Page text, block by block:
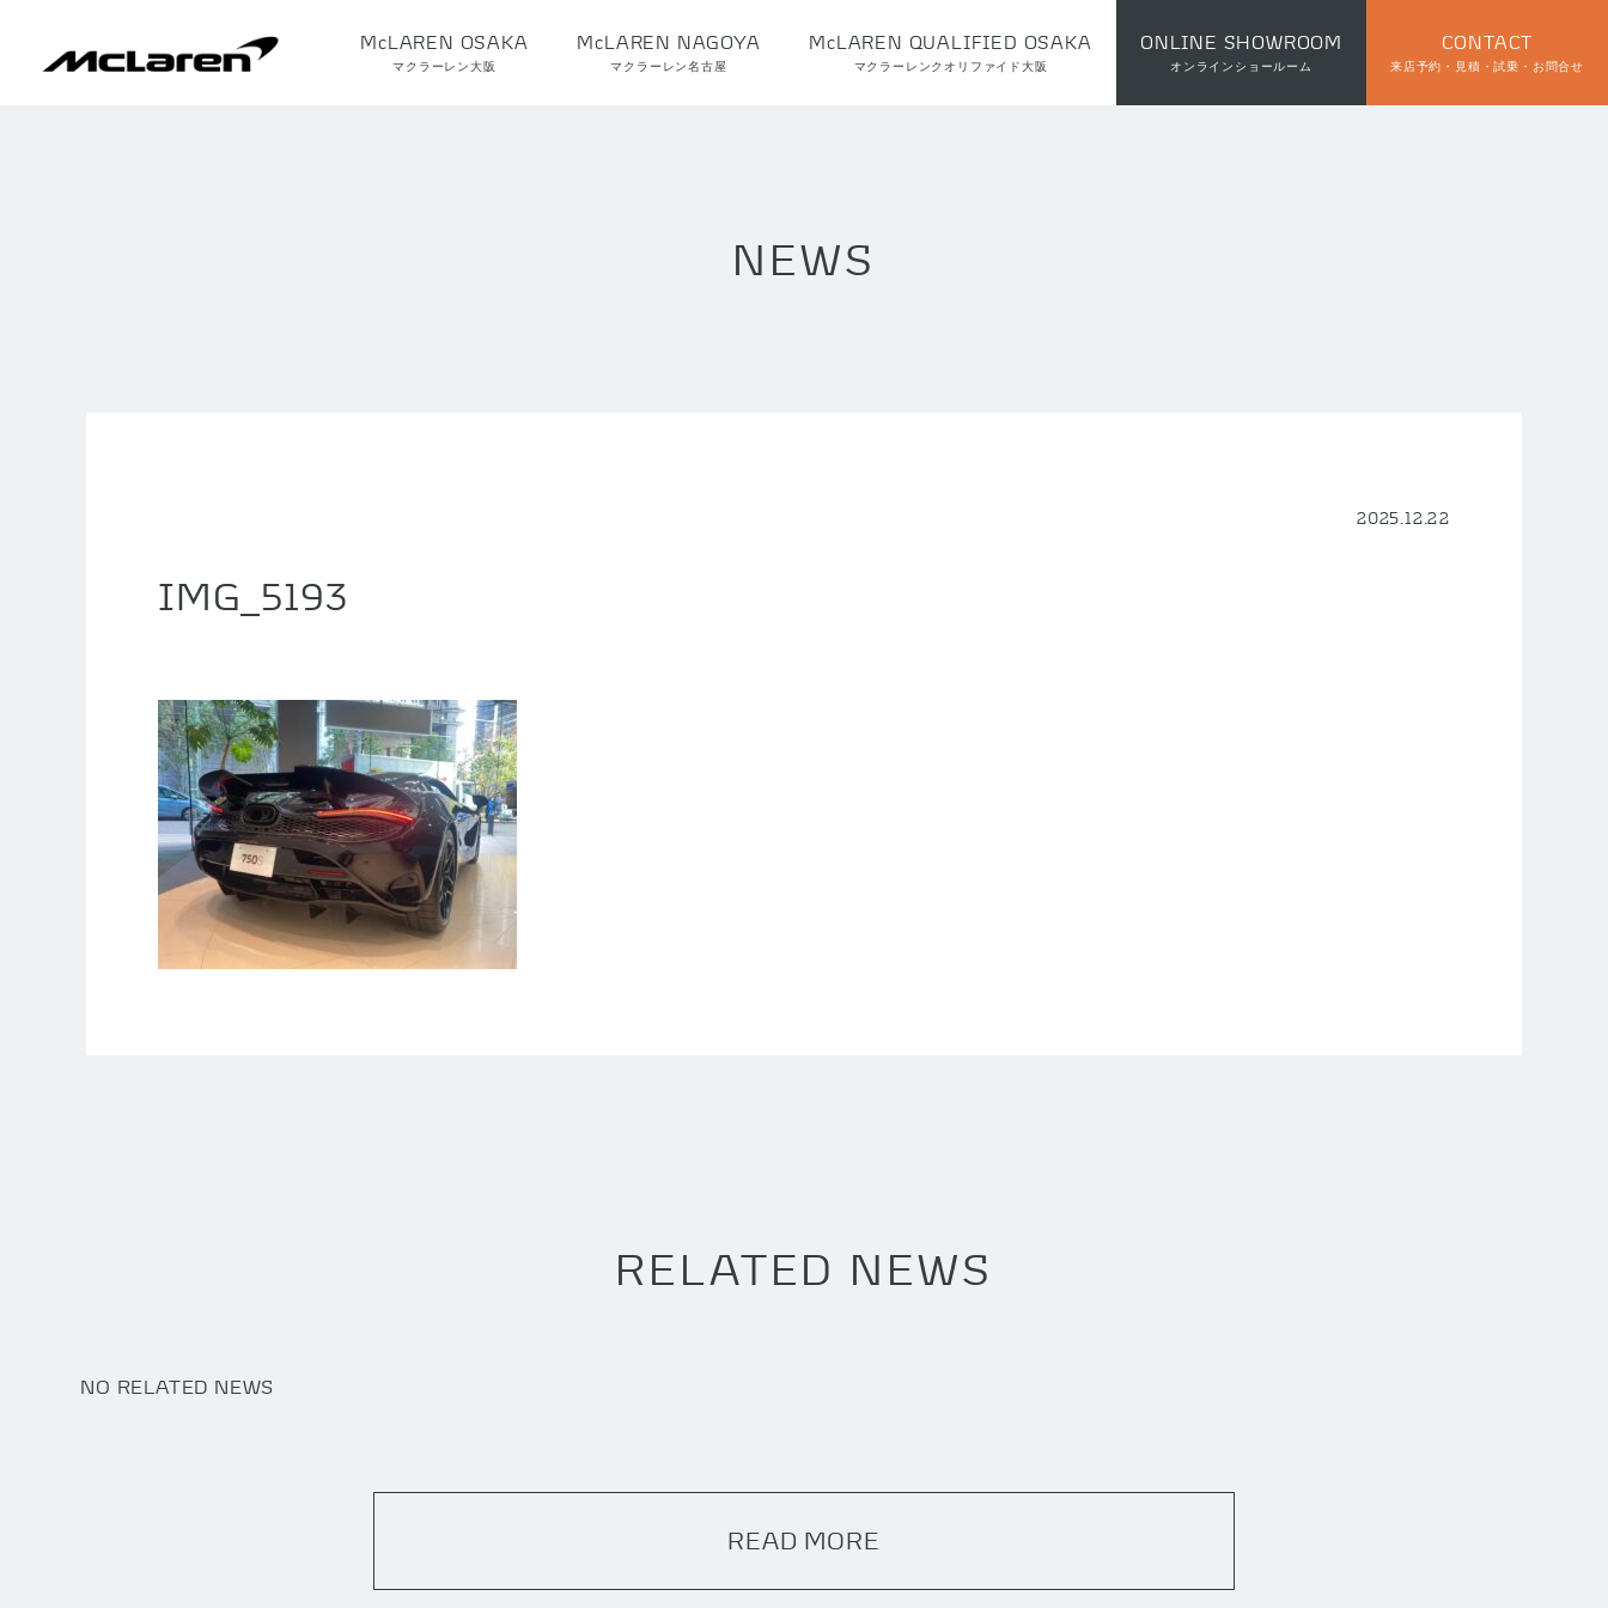
McLAREN OSAKA
マクラーレン大阪
McLAREN NAGOYA
マクラーレン名古屋
McLAREN QUALIFIED OSAKA
マクラーレンクオリファイド大阪
ONLINE SHOWROOM
オンラインショールーム
CONTACT
来店予約・見積・試乗・お問合せ
NEWS
2025.12.22
IMG_5193
RELATED NEWS
NO RELATED NEWS
READ MORE